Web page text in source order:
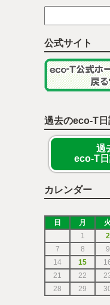
公式サイト
過去のeco-T日
過
eco-T
カレンダー
日
月 火
1
2
7
8 9
14
15
21
22
28
29